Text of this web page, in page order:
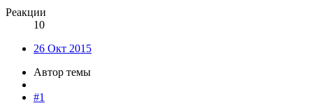
Реакции
10
26 Окт 2015
Автор темы
#1